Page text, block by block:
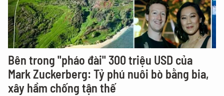
Bên trong "pháo đài" 300 triệu USD của
Mark Zuckerberg: Tỷ phú nuôi bò bằng bia,
xây hầm chống tận thế